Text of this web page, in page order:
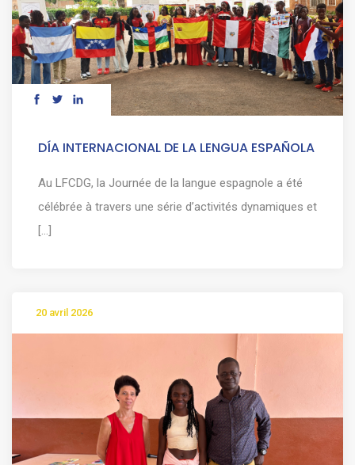
DÍA INTERNACIONAL DE LA LENGUA ESPAÑOLA
Au LFCDG, la Journée de la langue espagnole a été
célébrée à travers une série d’activités dynamiques et
[...]
20 avril 2026